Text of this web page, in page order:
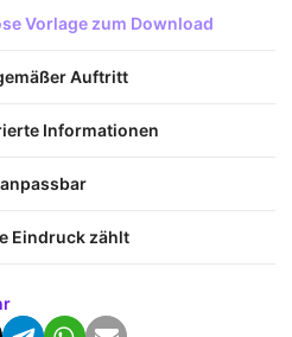
Vorlage zum Download
Auftritt
Informationen
Eindruck zählt